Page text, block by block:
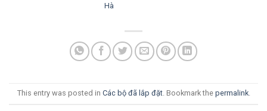
Hà
This entry was posted in Các bộ đã lắp đặt. Bookmark the permalink.